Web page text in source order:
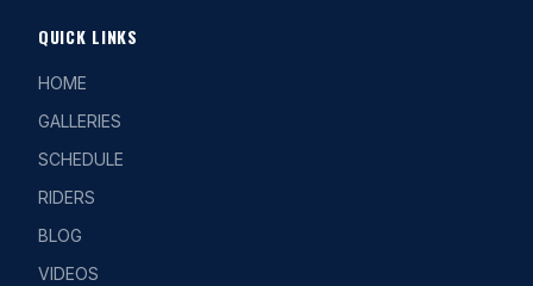
QUICK LINKS
HOME
GALLERIES
SCHEDULE
RIDERS
BLOG
VIDEOS